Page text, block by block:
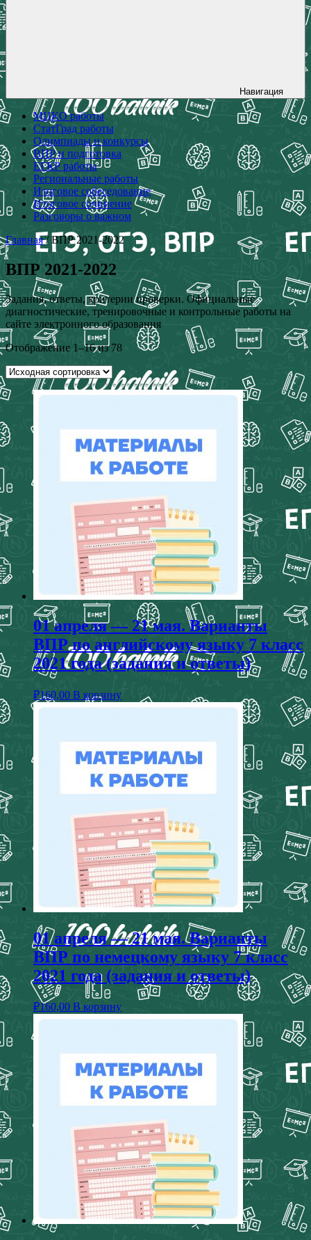
Навигация
МЦКО работы
СтатГрад работы
Олимпиады и конкурсы
ВПР и подготовка
ЕГКР работы
Региональные работы
Итоговое собеседование
Итоговое сочинение
Разговоры о важном
Главная/ ВПР 2021-2022
ВПР 2021-2022
Задания, ответы, критерии проверки. Официальные
диагностические, тренировочные и контрольные работы на
сайте электронного образования
Отображение 1–16 из 78
01 апреля — 21 мая. Варианты
ВПР по английскому языку 7 класс
2021 года (задания и ответы)
₽160,00 В корзину
01 апреля — 21 мая. Варианты
ВПР по немецкому языку 7 класс
2021 года (задания и ответы)
₽160,00 В корзину